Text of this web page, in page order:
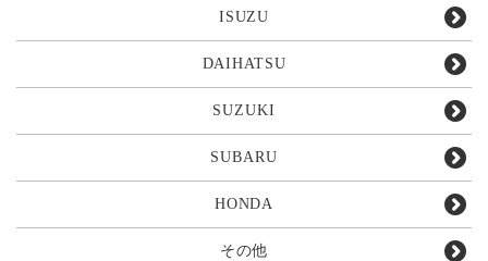
ISUZU
DAIHATSU
SUZUKI
SUBARU
HONDA
その他